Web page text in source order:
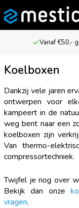
Voor
Koelboxen
Dankzij vele jaren
ontwerpen voor
kampeert in de
weg bent naar een
koelboxen zijn
Van thermo-
compressortechniek.
Twijfel je nog over
Bekijk dan onze
vragen.